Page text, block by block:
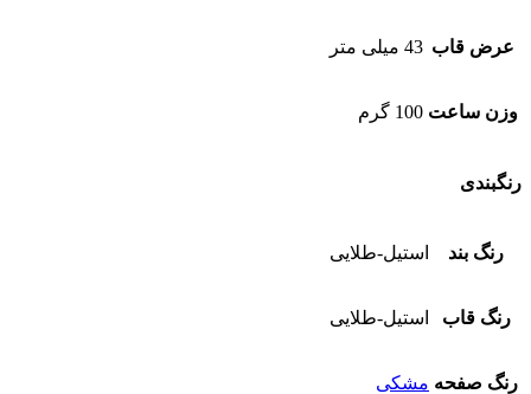
عرض قاب 43 میلی متر
وزن ساعت 100 گرم
رنگبندی
رنگ بند استیل-طلایی
رنگ قاب استیل-طلایی
رنگ صفحه مشکی